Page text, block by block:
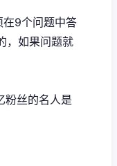
在9个问题中答
，如果问题就
粉丝的名人是